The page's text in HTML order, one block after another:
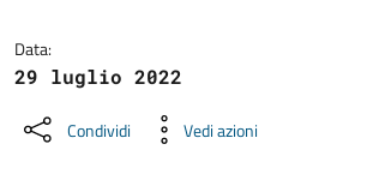
Data:
29 luglio 2022
Condividi Vedi azioni